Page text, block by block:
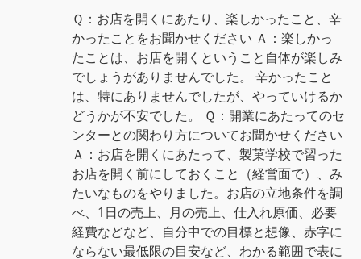
Ｑ：お店を開くにあたり、楽しかったこと、辛
かったことをお聞かせください Ａ：楽しかっ
たことは、お店を開くということ自体が楽しみ
でしょうがありませんでした。 辛かったこと
は、特にありませんでしたが、やっていけるか
どうかが不安でした。 Ｑ：開業にあたってのセ
ンターとの関わり方についてお聞かせください
Ａ：お店を開くにあたって、製菓学校で習った
お店を開く前にしておくこと（経営面で）、み
たいなものをやりました。お店の立地条件を調
べ、1日の売上、月の売上、仕入れ原価、必要
経費などなど、自分中での目標と想像、赤字に
ならない最低限の目安など、わかる範囲で表に